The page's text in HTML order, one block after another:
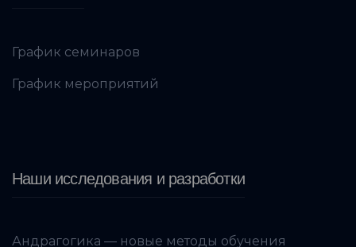
График семинаров
График мероприятий
Наши исследования и разработки
Андрагогика — новые методы обучения